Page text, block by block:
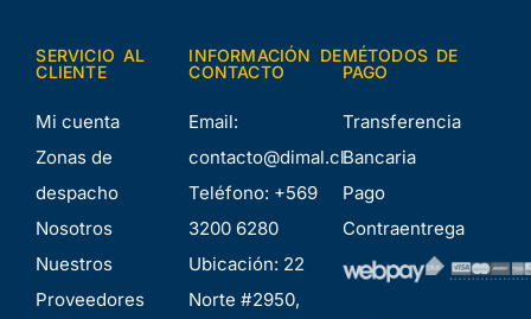
SERVICIO AL
CLIENTE
Mi cuenta
Zonas de
despacho
Nosotros
Nuestros
Proveedores
INFORMACIÓN DE
CONTACTO
Email:
contacto@dimal.cl
Teléfono: +569
3200 6280
Ubicación: 22
Norte #2950,
MÉTODOS DE
PAGO
Transferencia
Bancaria
Pago
Contraentrega